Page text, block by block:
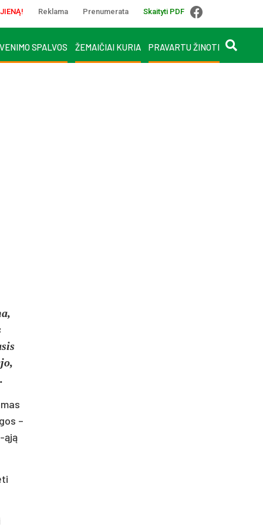
Reklama Prenumerata Skaityti PDF
SPALVOS ŽEMAIČIAI KURIA PRAVARTU ŽINOTI
–
ąją